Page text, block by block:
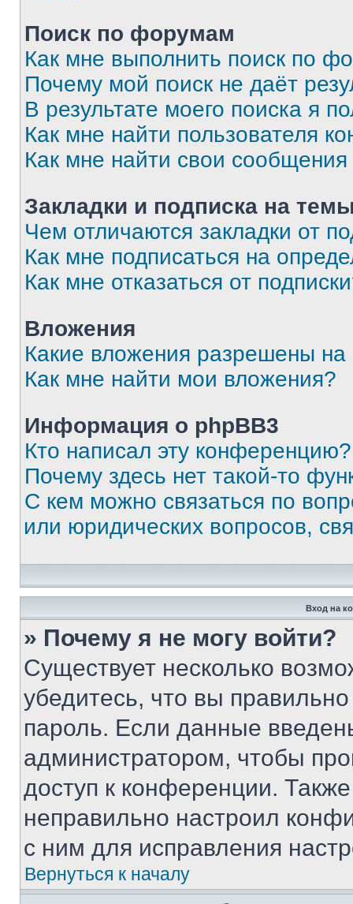
Поиск по форумам
Как мне выполнить поиск по
Почему мой поиск не даёт
В результате моего поиска я
Как мне найти пользователя
Как мне найти свои
Закладки и подписка на
Чем отличаются закладки от
Как мне подписаться на
Как мне отказаться от
Вложения
Какие вложения разрешены
Как мне найти мои вложения?
Информация о phpBB3
Кто написал эту конференцию?
Почему здесь нет такой-то
С кем можно связаться по
или юридических вопросов,
Вход на
» Почему я не могу войти?
Существует несколько
убедитесь, что вы
пароль. Если данные
администратором, чтобы
доступ к конференции.
неправильно настроил
с ним для исправления
Вернуться к началу